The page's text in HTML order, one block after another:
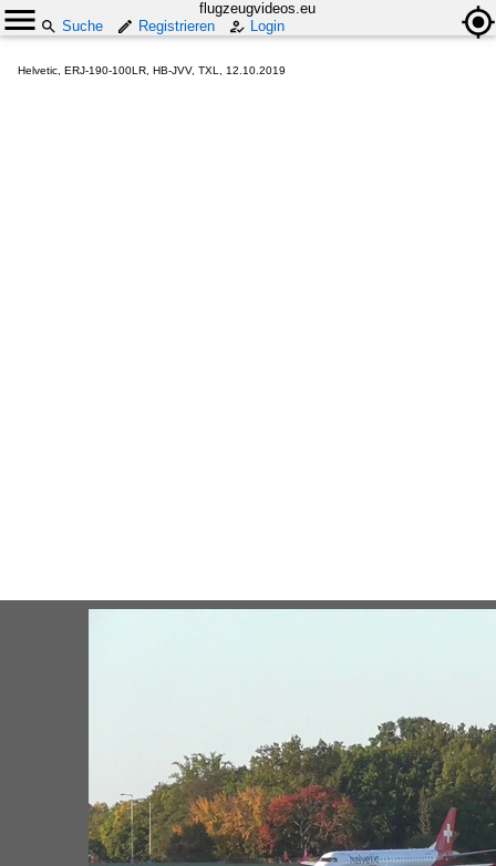
flugzeugvideos.eu
Suche
Registrieren Login
Helvetic, ERJ-190-100LR, HB-JVV, TXL, 12.10.2019